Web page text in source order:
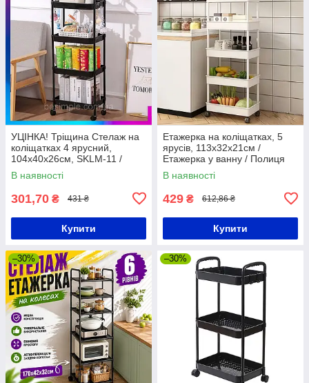
УЦІНКА! Тріщина Стелаж на
коліщатках 4 ярусний,
104х40х26см, SKLM-11 /
Етажерка у ванну / Полиця
на коліщатках / Стелаж на
В наявності
301,70 ₴ 431 ₴
Купити
Етажерка на коліщатках, 5
ярусів, 113х32х21см /
Етажерка у ванну / Полиця
на коліщатках / Стелаж на
коліщатках
В наявності
429 ₴ 612,86 ₴
Купити
–30% –30%